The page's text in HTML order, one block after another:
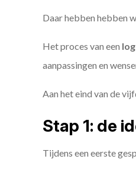
Daar hebben hebben
Het proces van een
aanpassingen en
Aan het eind van de
Stap 1: de
Tijdens een eerste